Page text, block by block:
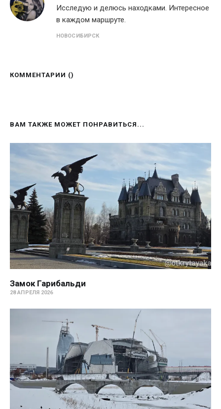
Исследую и делюсь находками. Интересное
в каждом маршруте.
НОВОСИБИРСК
КОММЕНТАРИИ ()
ВАМ ТАКЖЕ МОЖЕТ ПОНРАВИТЬСЯ...
Замок Гарибальди
28 АПРЕЛЯ 2026